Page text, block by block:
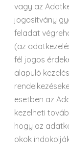
vagy az
jogosítvány
feladat
(az
fél jogos
alapuló
esetben az
kezelheti
hogy az
okok